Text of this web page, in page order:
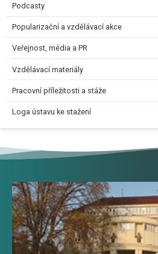
Podcasty
Popularizační a vzdělávací akce
Veřejnost, média a PR
Vzdělávací materiály
Pracovní příležitosti a stáže
Loga ústavu ke stažení